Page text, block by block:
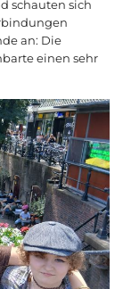
schauten sich
an: Die
einen sehr